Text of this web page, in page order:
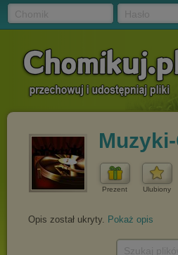
Prezent Ulubiony
Opis został ukryty. Pokaż opis